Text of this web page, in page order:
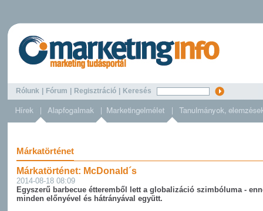
Rólunk Fórum Regisztráció Keresés
Márkatörténet
Márkatörténet: McDonald´s
2014-08-18 08:09
Egyszerű barbecue étteremből lett a globalizáció szimbóluma -
minden előnyével és hátrányával együtt.